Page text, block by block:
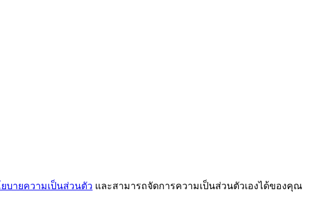
บายความเป็นส่วนตัว และสามารถจัดการความเป็นส่วนตัวเองได้ของคุณ